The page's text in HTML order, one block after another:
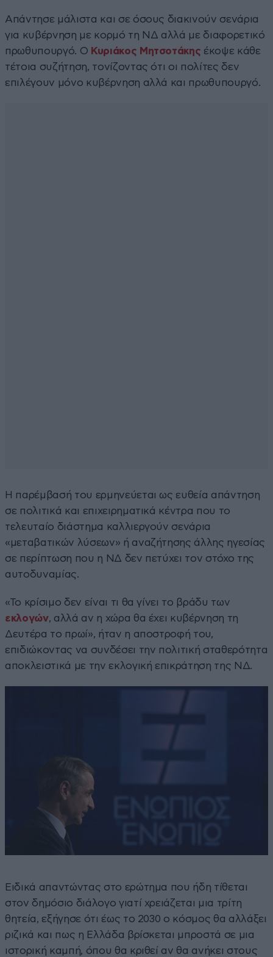
Απάντησε μάλιστα και σε όσους διακινούν σενάρια
για κυβέρνηση με κορμό τη ΝΔ αλλά με διαφορετικό
πρωθυπουργό. Ο Κυριάκος Μητσοτάκης έκοψε κάθε
τέτοια συζήτηση, τονίζοντας ότι οι πολίτες δεν
επιλέγουν μόνο κυβέρνηση αλλά και πρωθυπουργό.
Η παρέμβασή του ερμηνεύεται ως ευθεία απάντηση
σε πολιτικά και επιχειρηματικά κέντρα που το
τελευταίο διάστημα καλλιεργούν σενάρια
«μεταβατικών λύσεων» ή αναζήτησης άλλης ηγεσίας
σε περίπτωση που η ΝΔ δεν πετύχει τον στόχο της
αυτοδυναμίας.
«Το κρίσιμο δεν είναι τι θα γίνει το βράδυ των
εκλογών, αλλά αν η χώρα θα έχει κυβέρνηση τη
Δευτέρα το πρωί», ήταν η αποστροφή του,
επιδιώκοντας να συνδέσει την πολιτική σταθερότητα
αποκλειστικά με την εκλογική επικράτηση της ΝΔ.
Ειδικά απαντώντας στο ερώτημα που ήδη τίθεται
στον δημόσιο διάλογο γιατί χρειάζεται μια τρίτη
θητεία, εξήγησε ότι έως το 2030 ο κόσμος θα αλλάξει
ριζικά και πως η Ελλάδα βρίσκεται μπροστά σε μια
ιστορική καμπή, όπου θα κριθεί αν θα ανήκει στους